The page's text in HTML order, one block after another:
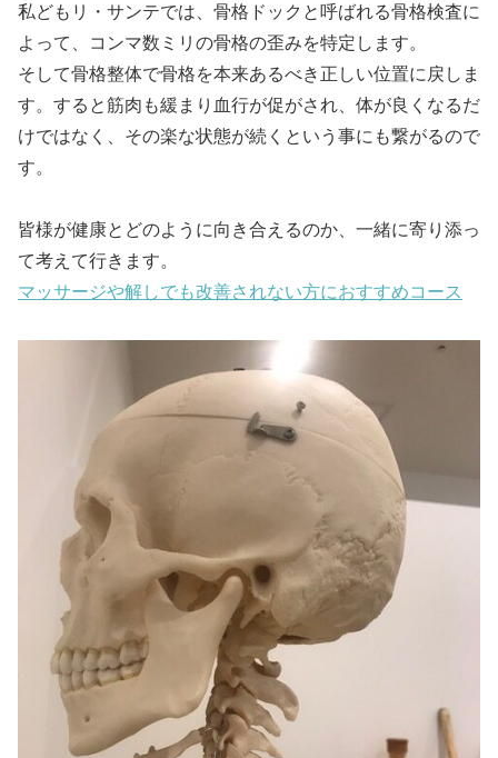
私どもリ・サンテでは、骨格ドックと呼ばれる骨格検査に
よって、コンマ数ミリの骨格の歪みを特定します。
そして骨格整体で骨格を本来あるべき正しい位置に戻しま
す。すると筋肉も緩まり血行が促がされ、体が良くなるだ
けではなく、その楽な状態が続くという事にも繋がるので
す。
皆様が健康とどのように向き合えるのか、一緒に寄り添っ
て考えて行きます。
マッサージや解しでも改善されない方におすすめコース